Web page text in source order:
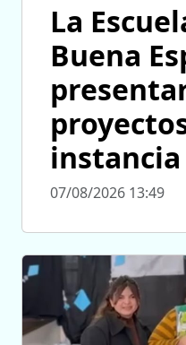
La
Buena
07/08/2026 13:49